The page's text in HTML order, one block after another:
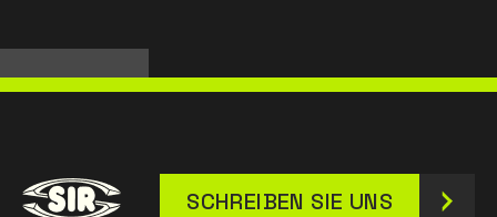
SCHREIBEN SIE UNS